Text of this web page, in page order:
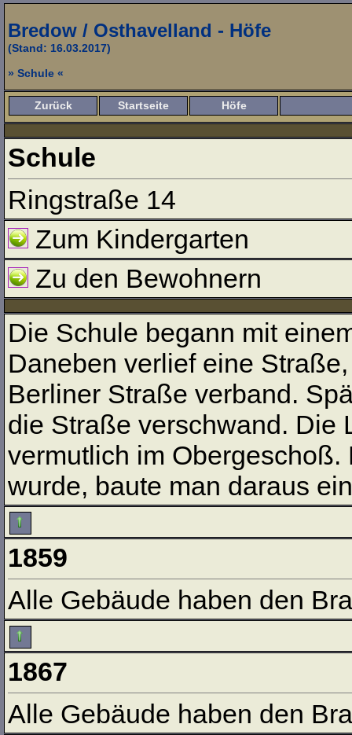
Bredow / Osthavelland - Höfe
(Stand: 16.03.2017)
» Schule «
Zurück Startseite Höfe
Schule
Ringstraße 14
Zum Kindergarten
Zu den Bewohnern
Die Schule begann mit
Daneben verlief eine
Berliner Straße verband.
die Straße verschwand. Die
vermutlich im
wurde, baute man daraus
1859
Alle Gebäude haben den
1867
Alle Gebäude haben den